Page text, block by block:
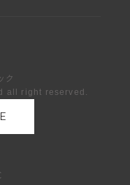
ク
all right reserved.